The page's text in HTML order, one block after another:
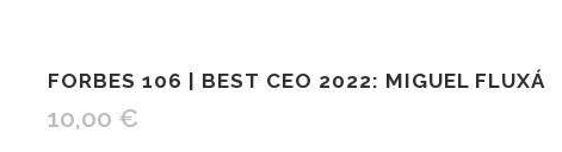
FORBES 106 | BEST CEO 2022: MIGUEL FLUXÁ
10,00 €